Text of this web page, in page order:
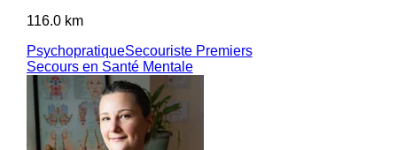
116.0 km
PsychopratiqueSecouriste Premiers
Secours en Santé Mentale